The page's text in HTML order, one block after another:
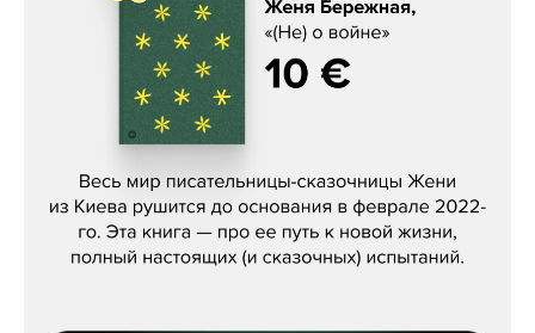
Женя Бережная, «(Не) о войне»